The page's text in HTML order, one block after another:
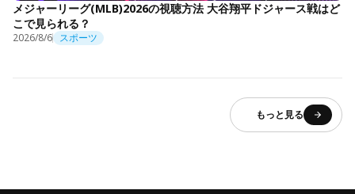
メジャーリーグ(MLB)2026の視聴方法 大谷翔平ドジャース戦はど
こで見られる？
2026/8/6 スポーツ
もっと見る